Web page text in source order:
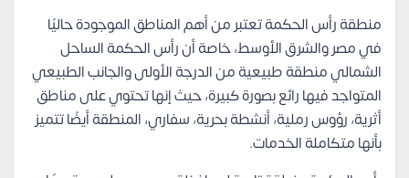
منطقة رأس الحكمة تعتبر من أهم المناطق الموجودة حاليًا
في مصر والشرق الأوسط، خاصة أن رأس الحكمة الساحل
الشمالي منطقة طبيعية من الدرجة الأولى والجانب الطبيعي
المتواجد فيها رائع بصورة كبيرة، حيث إنها تحتوي على مناطق
أثرية، رؤوس رملية، أنشطة بحرية، سفاري، المنطقة أيضًا تتميز
بأنها متكاملة الخدمات.